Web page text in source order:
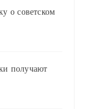
о советском
получают